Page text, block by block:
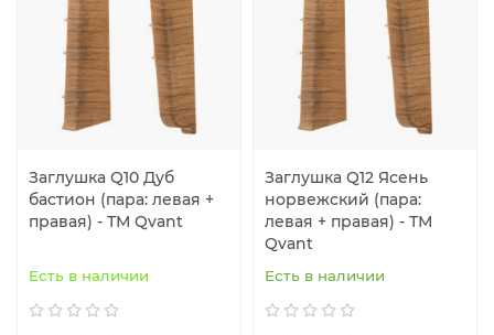
Заглушка Q10 Дуб
бастион (пара: левая +
правая) - ТМ Qvant
Есть в наличии
Заглушка Q12 Ясень
норвежский (пара:
левая + правая) - ТМ
Qvant
Есть в наличии